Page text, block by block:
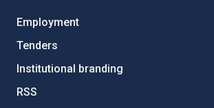
Employment
Tenders
Institutional branding
RSS